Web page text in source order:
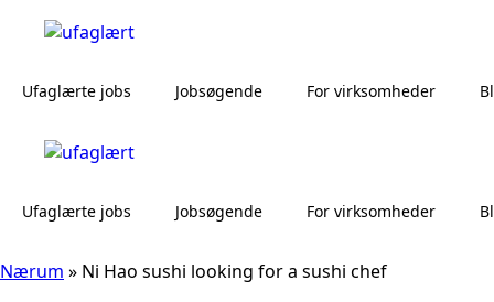
Ufaglærte jobs Jobsøgende For virksomheder
Ufaglærte jobs Jobsøgende For virksomheder
Nærum » Ni Hao sushi looking for a sushi chef